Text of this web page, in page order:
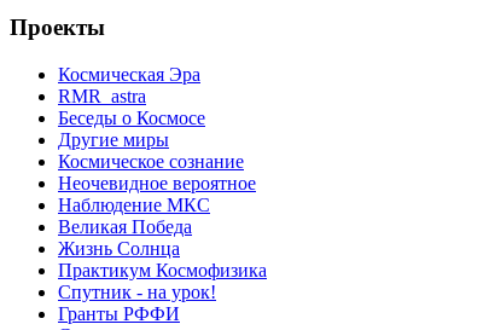
Проекты
Космическая Эра
RMR_astra
Беседы о Космосе
Другие миры
Космическое сознание
Неочевидное вероятное
Наблюдение МКС
Великая Победа
Жизнь Солнца
Практикум Космофизика
Спутник - на урок!
Гранты РФФИ